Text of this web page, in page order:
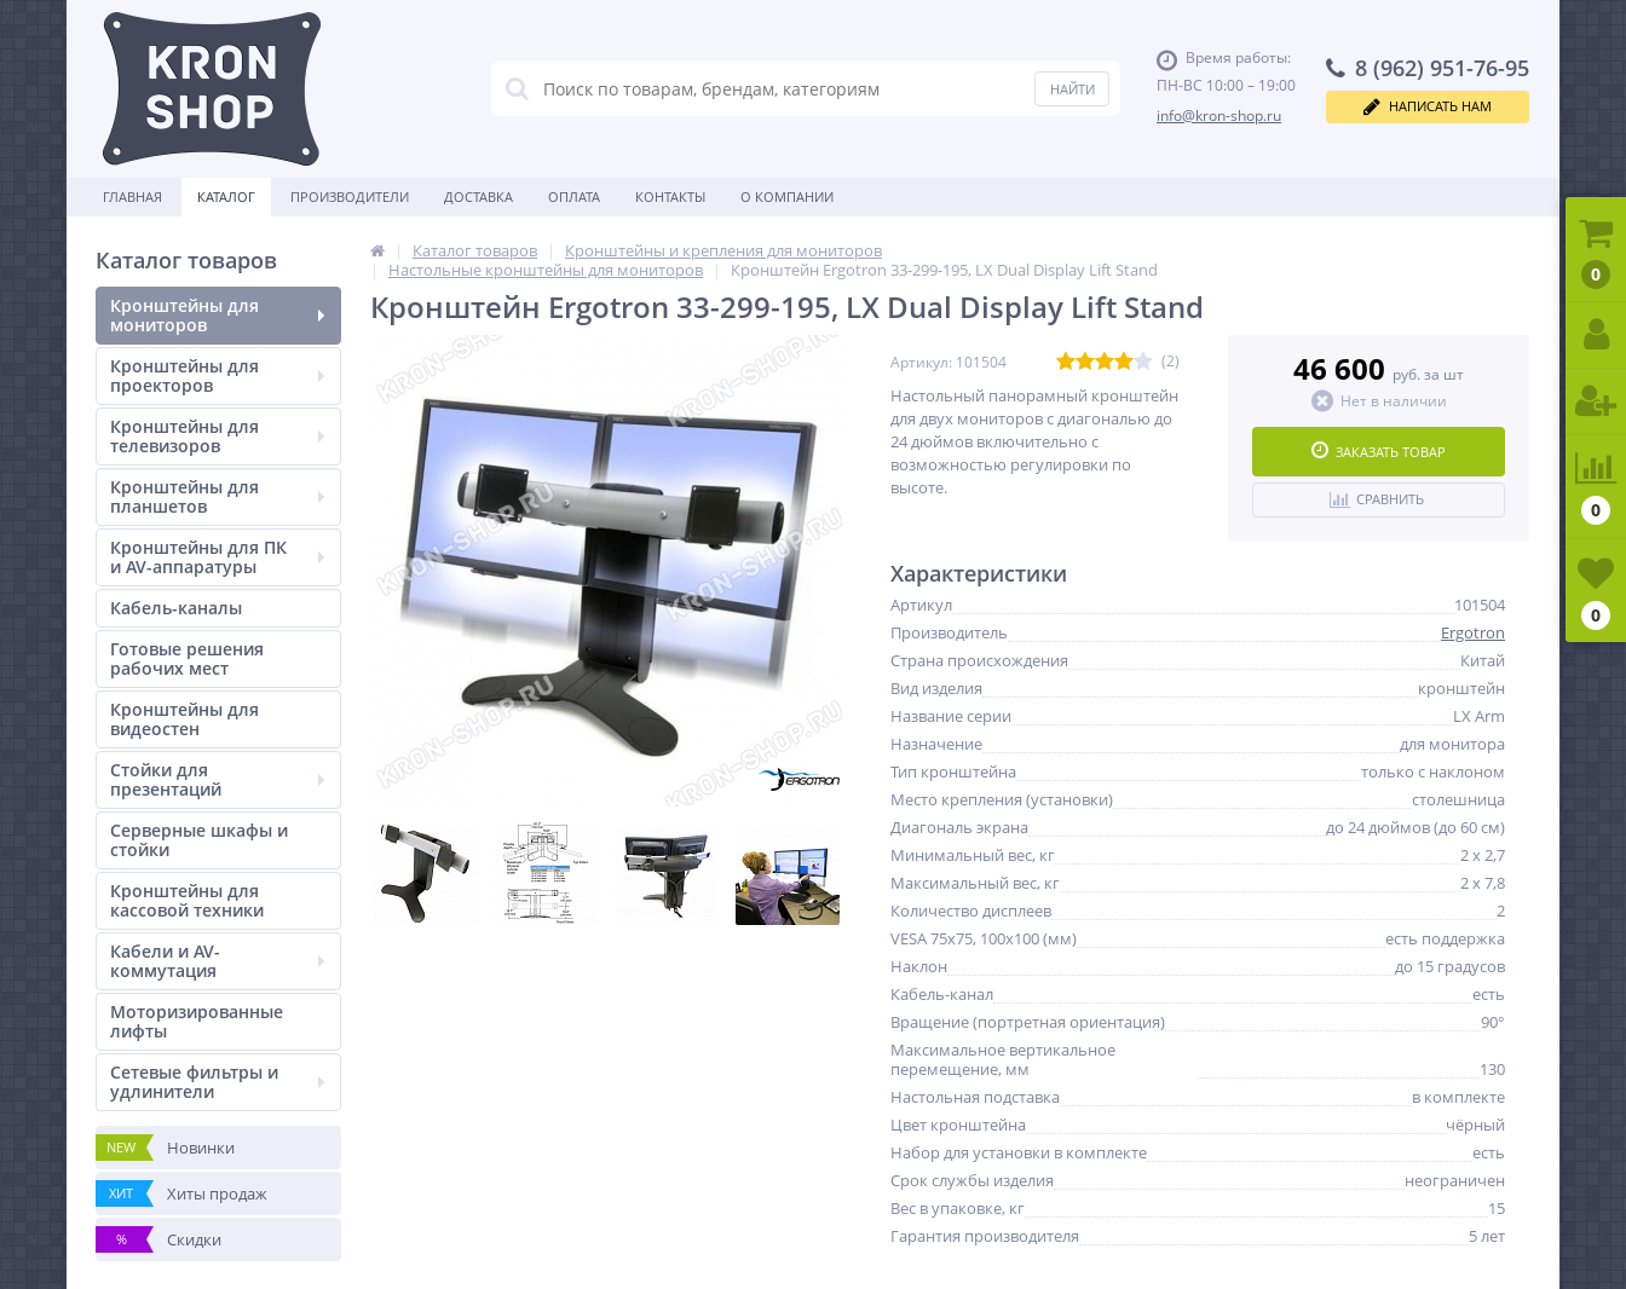
Время работы:
ПН-ВС 10:00 – 19:00
info@kron-shop.ru
8 (962) 951-76-95
НАПИСАТЬ НАМ
ГЛАВНАЯ КАТАЛОГ ПРОИЗВОДИТЕЛИ ДОСТАВКА ОПЛАТА КОНТАКТЫ О КОМПАНИИ
Каталог товаров
Кронштейны для
мониторов
Кронштейны для
проекторов
Кронштейны для
телевизоров
Кронштейны для
планшетов
Кронштейны для ПК
и AV-аппаратуры
Кабель-каналы
Готовые решения
рабочих мест
Кронштейны для
видеостен
Стойки для
презентаций
Серверные шкафы и
стойки
Кронштейны для
кассовой техники
Кабели и AV-
коммутация
Моторизированные
лифты
Сетевые фильтры и
удлинители
NEW Новинки
ХИТ Хиты продаж
% Скидки
Каталог товаров
Кронштейны и крепления для мониторов
Настольные кронштейны для мониторов
Кронштейн Ergotron 33-299-195, LX Dual Display Lift Stand
Кронштейн Ergotron 33-299-195, LX Dual Display Lift Stand
Артикул: 101504 (2)
Настольный панорамный кронштейн
для двух мониторов с диагональю до
24 дюймов включительно c
возможностью регулировки по
высоте.
46 600 руб. за шт
Нет в наличии
ЗАКАЗАТЬ ТОВАР
СРАВНИТЬ
Характеристики
Артикул
101504
Производитель
Ergotron
Страна происхождения
Китай
Вид изделия
кронштейн
Название серии
LX Arm
Назначение
для монитора
Тип кронштейна
только с наклоном
Место крепления (установки)
столешница
Диагональ экрана
до 24 дюймов (до 60 см)
Минимальный вес, кг
2 x 2,7
Максимальный вес, кг
2 x 7,8
Количество дисплеев
2
VESA 75x75, 100x100 (мм)
есть поддержка
Наклон
до 15 градусов
Кабель-канал
есть
Вращение (портретная ориентация)
90°
Максимальное вертикальное
перемещение, мм
130
Настольная подставка
в комплекте
Цвет кронштейна
чёрный
Набор для установки в комплекте
есть
Срок службы изделия
неограничен
Вес в упаковке, кг
15
Гарантия производителя
5 лет
0
0
0